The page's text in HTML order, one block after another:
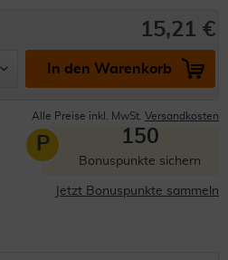
15,21 €
In den Warenkorb
Alle Preise inkl. MwSt. Versandkosten
P 150
Bonuspunkte sichern
Jetzt Bonuspunkte sammeln